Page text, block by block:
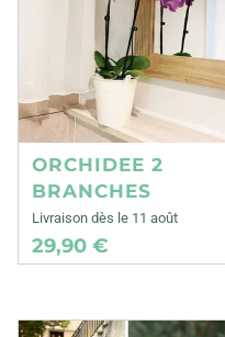
ORCHIDEE 2
BRANCHES
Livraison dès le 11 août
29,90 €